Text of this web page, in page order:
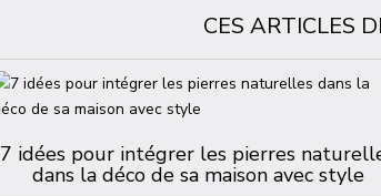
CES ARTICLES
7 idées pour intégrer les pierres
dans la déco de sa maison avec style